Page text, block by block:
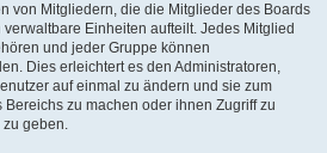
von Mitgliedern, die die Mitglieder des Boards
Einheiten aufteilt. Jedes Mitglied
und jeder Gruppe können
Dies erleichtert es den Administratoren,
auf einmal zu ändern und sie zum
zu machen oder ihnen Zugriff zu
zu geben.